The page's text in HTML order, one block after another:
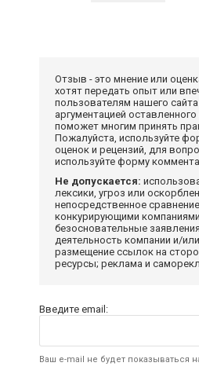
Отзыв - это мнение или
хотят передать опыт или
пользователям нашего
аргументацией
поможет многим принять
Пожалуйста, используйте
оценок и рецензий, для
используйте форму
Не допускается:
лексики, угроз или
непосредственное
конкурирующими
безосновательные
деятельность компании и/или
размещение ссылок на
ресурсы; реклама и
Введите email:
Ваш e-mail не будет показываться